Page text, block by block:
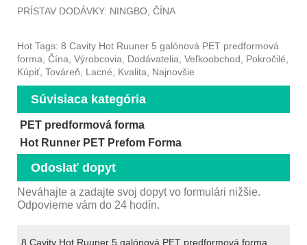
PRÍSTAV DODÁVKY: NINGBO, ČÍNA
Hot Tags: 8 Cavity Hot Ruuner 5 galónová PET predformová
forma, Čína, Výrobcovia, Dodávatelia, Veľkoobchod, Pokročilé,
Kúpiť, Továreň, Lacné, Kvalita, Najnovšie
Súvisiaca kategória
PET predformová forma
Hot Runner PET Prefom Forma
Odoslať dopyt
Neváhajte a zadajte svoj dopyt vo formulári nižšie.
Odpovieme vám do 24 hodín.